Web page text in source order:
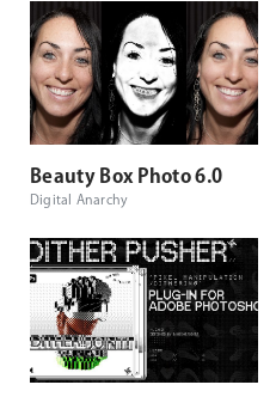
Beauty Box Photo 6.0
Digital Anarchy